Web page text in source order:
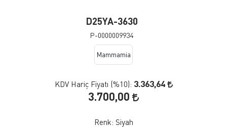
D25YA-3630
P-0000009934
Mammamia
KDV Hariç Fiyatı (%10): 3.363,64
3.700,00
Renk: Siyah